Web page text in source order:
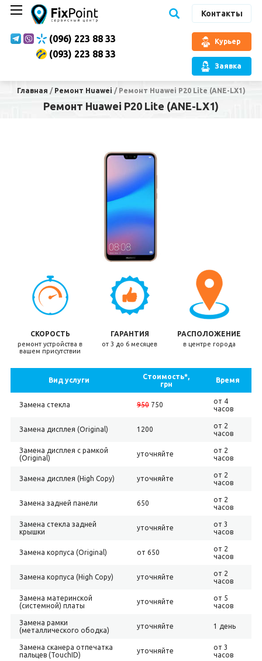
Контакты
(096) 223 88 33
(093) 223 88 33
Курьер
Заявка
Главная / Ремонт Huawei / Ремонт Huawei P20 Lite (ANE-LX1)
Ремонт Huawei P20 Lite (ANE-LX1)
СКОРОСТЬ
ремонт устройства в
вашем присутствии
ГАРАНТИЯ
от 3 до 6 месяцев
РАСПОЛОЖЕНИЕ
в центре города
Вид услуги
Стоимость*,
грн
Время
Замена стекла 950750
от 4
часов
Замена дисплея (Original) 1200
от 2
часов
Замена дисплея с рамкой
(Original)
уточняйте
от 2
часов
Замена дисплея (High Copy) уточняйте
от 2
часов
Замена задней панели 650
от 2
часов
Замена стекла задней
крышки
уточняйте
от 3
часов
Замена корпуса (Original) от 650
от 2
часов
Замена корпуса (High Copy) уточняйте
от 2
часов
Замена материнской
(системной) платы
уточняйте
от 5
часов
Замена рамки
(металлического ободка)
уточняйте 1 день
Замена сканера отпечатка
пальцев (TouchID)
уточняйте
от 3
часов